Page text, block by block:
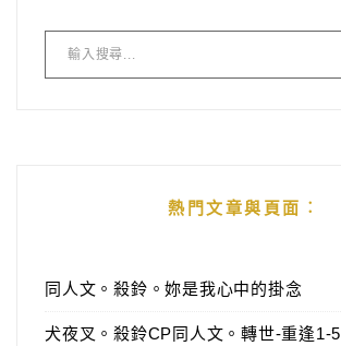
熱門文章與頁面︰
同人文。殺鈴。妳是我心中的掛念
犬夜叉。殺鈴CP同人文。轉世-重逢1-5